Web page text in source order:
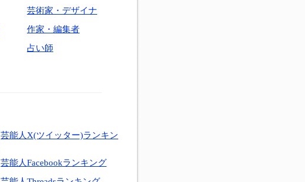
芸術家・デザイナ
作家・編集者
占い師
芸能人X(ツイッター)ランキン
芸能人Facebookランキング